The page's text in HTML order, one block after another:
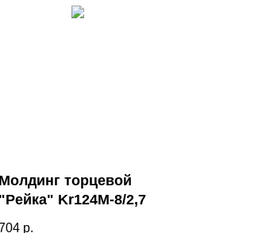
Молдинг торцевой
"Рейка" Kr124M-8/2,7
р.